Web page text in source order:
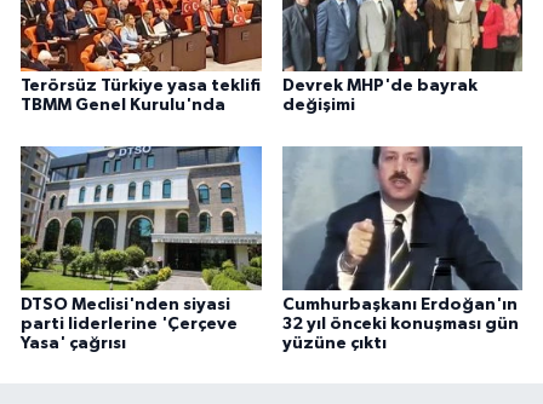
Terörsüz Türkiye yasa teklifi
TBMM Genel Kurulu'nda
Devrek MHP'de bayrak
değişimi
DTSO Meclisi'nden siyasi
parti liderlerine 'Çerçeve
Yasa' çağrısı
Cumhurbaşkanı Erdoğan'ın
32 yıl önceki konuşması gün
yüzüne çıktı